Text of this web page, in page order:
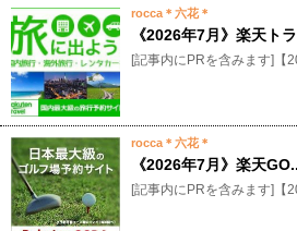
rocca＊六花＊
《2026年7月》楽天ト
[記事内にPRを含みます]【
rocca＊六花＊
《2026年7月》楽天
[記事内にPRを含みます]【